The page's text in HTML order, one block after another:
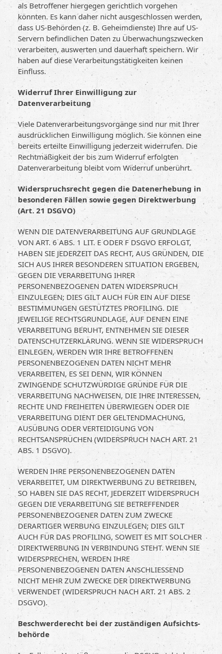
als Betroffener hiergegen gerichtlich vorgehen
könnten. Es kann daher nicht ausgeschlossen werden,
dass US-Behörden (z. B. Geheimdienste) Ihre auf US-
Servern befindlichen Daten zu Überwachungszwecken
verarbeiten, auswerten und dauerhaft speichern. Wir
haben auf diese Verarbeitungstätigkeiten keinen
Einfluss.
Widerruf Ihrer Einwilligung zur
Datenverarbeitung
Viele Datenverarbeitungsvorgänge sind nur mit Ihrer
ausdrücklichen Einwilligung möglich. Sie können eine
bereits erteilte Einwilligung jederzeit widerrufen. Die
Rechtmäßigkeit der bis zum Widerruf erfolgten
Datenverarbeitung bleibt vom Widerruf unberührt.
Widerspruchsrecht gegen die Datenerhebung in
besonderen Fällen sowie gegen Direktwerbung
(Art. 21 DSGVO)
WENN DIE DATENVERARBEITUNG AUF GRUNDLAGE
VON ART. 6 ABS. 1 LIT. E ODER F DSGVO ERFOLGT,
HABEN SIE JEDERZEIT DAS RECHT, AUS GRÜNDEN, DIE
SICH AUS IHRER BESONDEREN SITUATION ERGEBEN,
GEGEN DIE VERARBEITUNG IHRER
PERSONENBEZOGENEN DATEN WIDERSPRUCH
EINZULEGEN; DIES GILT AUCH FÜR EIN AUF DIESE
BESTIMMUNGEN GESTÜTZTES PROFILING. DIE
JEWEILIGE RECHTSGRUNDLAGE, AUF DENEN EINE
VERARBEITUNG BERUHT, ENTNEHMEN SIE DIESER
DATENSCHUTZERKLÄRUNG. WENN SIE WIDERSPRUCH
EINLEGEN, WERDEN WIR IHRE BETROFFENEN
PERSONENBEZOGENEN DATEN NICHT MEHR
VERARBEITEN, ES SEI DENN, WIR KÖNNEN
ZWINGENDE SCHUTZWÜRDIGE GRÜNDE FÜR DIE
VERARBEITUNG NACHWEISEN, DIE IHRE INTERESSEN,
RECHTE UND FREIHEITEN ÜBERWIEGEN ODER DIE
VERARBEITUNG DIENT DER GELTENDMACHUNG,
AUSÜBUNG ODER VERTEIDIGUNG VON
RECHTSANSPRÜCHEN (WIDERSPRUCH NACH ART. 21
ABS. 1 DSGVO).
WERDEN IHRE PERSONENBEZOGENEN DATEN
VERARBEITET, UM DIREKTWERBUNG ZU BETREIBEN,
SO HABEN SIE DAS RECHT, JEDERZEIT WIDERSPRUCH
GEGEN DIE VERARBEITUNG SIE BETREFFENDER
PERSONENBEZOGENER DATEN ZUM ZWECKE
DERARTIGER WERBUNG EINZULEGEN; DIES GILT
AUCH FÜR DAS PROFILING, SOWEIT ES MIT SOLCHER
DIREKTWERBUNG IN VERBINDUNG STEHT. WENN SIE
WIDERSPRECHEN, WERDEN IHRE
PERSONENBEZOGENEN DATEN ANSCHLIESSEND
NICHT MEHR ZUM ZWECKE DER DIREKTWERBUNG
VERWENDET (WIDERSPRUCH NACH ART. 21 ABS. 2
DSGVO).
Beschwerde­recht bei der zuständigen Aufsichts­
behörde